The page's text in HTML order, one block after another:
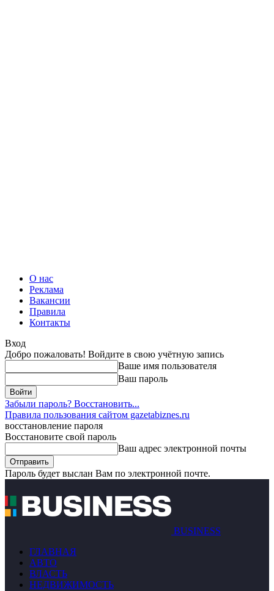
О нас
Реклама
Вакансии
Правила
Контакты
Вход
Добро пожаловать! Войдите в свою учётную запись
Ваше имя пользователя
Ваш пароль
Забыли пароль? Восстановить...
Правила пользования сайтом gazetabiznes.ru
восстановление пароля
Восстановите свой пароль
Ваш адрес электронной почты
Пароль будет выслан Вам по электронной почте.
BUSINESS
ГЛАВНАЯ
АВТО
ВЛАСТЬ
НЕДВИЖИМОСТЬ